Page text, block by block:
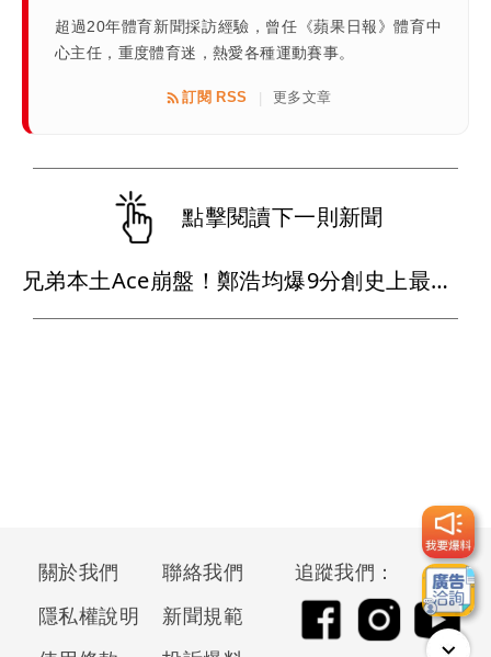
超過20年體育新聞採訪經驗，曾任《蘋果日報》體育中
心主任，重度體育迷，熱愛各種運動賽事。
訂閱 RSS | 更多文章
點擊閱讀下一則新聞
兄弟本土Ace崩盤！鄭浩均爆9分創史上最慘 火速下放二軍
關於我們
聯絡我們
隱私權說明
新聞規範
追蹤我們：